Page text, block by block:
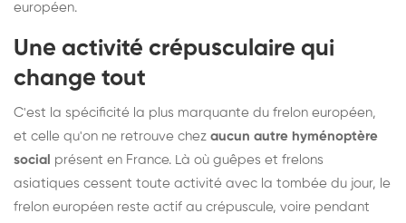
européen.
Une activité crépusculaire qui
change tout
C'est la spécificité la plus marquante du frelon européen,
et celle qu'on ne retrouve chez aucun autre hyménoptère
social présent en France. Là où guêpes et frelons
asiatiques cessent toute activité avec la tombée du jour, le
frelon européen reste actif au crépuscule, voire pendant